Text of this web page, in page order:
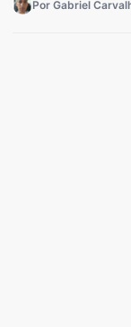
financeiro
Por Gabriel